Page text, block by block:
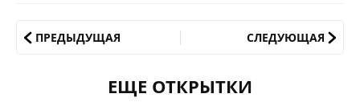
ПРЕДЫДУЩАЯ СЛЕДУЮЩАЯ
ЕЩЕ ОТКРЫТКИ